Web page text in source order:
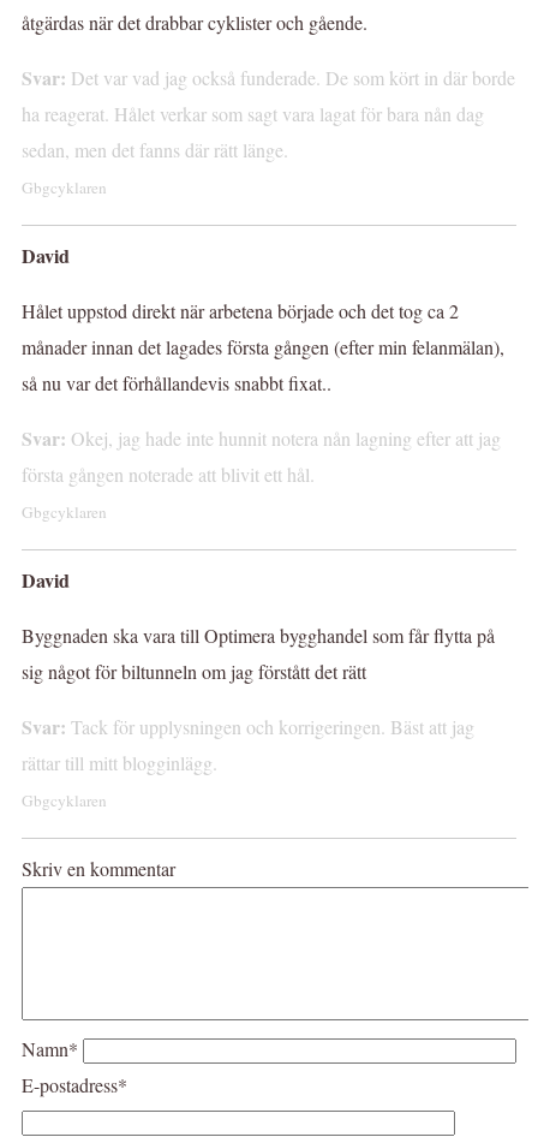
åtgärdas när det drabbar cyklister och gående.
Svar: Det var vad jag också funderade. De som kört in där borde
ha reagerat. Hålet verkar som sagt vara lagat för bara nån dag
sedan, men det fanns där rätt länge.
Gbgcyklaren
David
Hålet uppstod direkt när arbetena började och det tog ca 2
månader innan det lagades första gången (efter min felanmälan),
så nu var det förhållandevis snabbt fixat..
Svar: Okej, jag hade inte hunnit notera nån lagning efter att jag
första gången noterade att blivit ett hål.
Gbgcyklaren
David
Byggnaden ska vara till Optimera bygghandel som får flytta på
sig något för biltunneln om jag förstått det rätt
Svar: Tack för upplysningen och korrigeringen. Bäst att jag
rättar till mitt blogginlägg.
Gbgcyklaren
Skriv en kommentar
Namn*
E-postadress*